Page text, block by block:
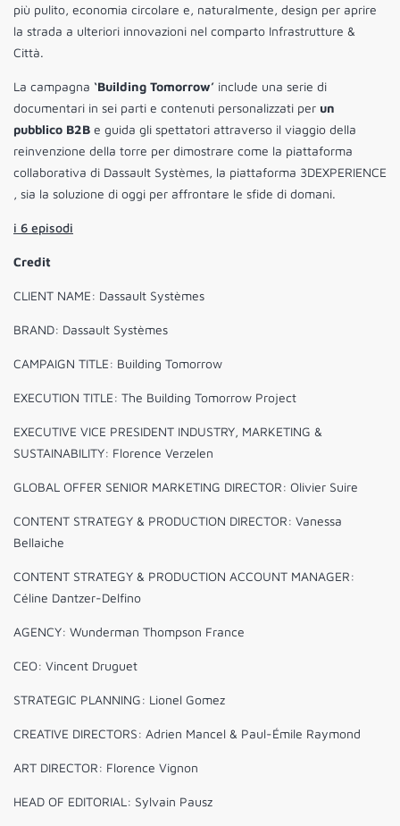
più pulito, economia circolare e, naturalmente, design per aprire
la strada a ulteriori innovazioni nel comparto Infrastrutture &
Città.
La campagna ‘Building Tomorrow’ include una serie di
documentari in sei parti e contenuti personalizzati per un
pubblico B2B e guida gli spettatori attraverso il viaggio della
reinvenzione della torre per dimostrare come la piattaforma
collaborativa di Dassault Systèmes, la piattaforma 3DEXPERIENCE
, sia la soluzione di oggi per affrontare le sfide di domani.
i 6 episodi
Credit
CLIENT NAME: Dassault Systèmes
BRAND: Dassault Systèmes
CAMPAIGN TITLE: Building Tomorrow
EXECUTION TITLE: The Building Tomorrow Project
EXECUTIVE VICE PRESIDENT INDUSTRY, MARKETING &
SUSTAINABILITY: Florence Verzelen
GLOBAL OFFER SENIOR MARKETING DIRECTOR: Olivier Suire
CONTENT STRATEGY & PRODUCTION DIRECTOR: Vanessa
Bellaiche
CONTENT STRATEGY & PRODUCTION ACCOUNT MANAGER:
Céline Dantzer-Delfino
AGENCY: Wunderman Thompson France
CEO: Vincent Druguet
STRATEGIC PLANNING: Lionel Gomez
CREATIVE DIRECTORS: Adrien Mancel & Paul-Émile Raymond
ART DIRECTOR: Florence Vignon
HEAD OF EDITORIAL: Sylvain Pausz